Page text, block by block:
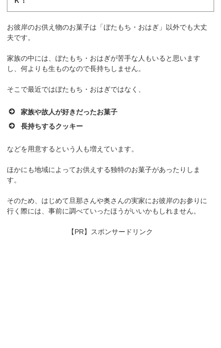
お彼岸のお供え物のお菓子は「ぼたもち・おはぎ」以外でも大丈
夫です。
家族の中には、ぼたもち・おはぎが苦手な人もいると思います
し、何よりも生ものなので長持ちしません。
そこで最近ではぼたもち・おはぎではなく、
家族や故人が好きだったお菓子
長持ちするクッキー
などを用意するという人も増えています。
ほかにも地域によってお供えする独特のお菓子があったりしま
す。
そのため、はじめて旦那さんや奥さんの実家にお彼岸のお参りに
行く際には、事前に調べていったほうがいいかもしれません。
【PR】スポンサードリンク